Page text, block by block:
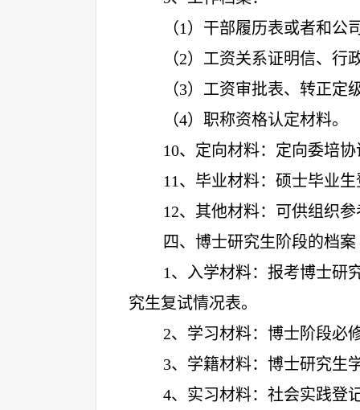
（1）干部履历表或者和公
（2）工资关系证明信、行
（3）工资审批表、转正定
（4）职称资格认定材料。
10、定向材料：定向委培
11、毕业材料： 硕士毕业
12、其他材料：可供组织
四、博士研究生阶段的档案
1、入学材料：报考博士研
究生复试情况表。
2、学习材料：博士阶段必
3、学籍材料：博士研究生
4、实习材料：社会实践登